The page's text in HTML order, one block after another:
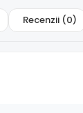
Recenzii (0)